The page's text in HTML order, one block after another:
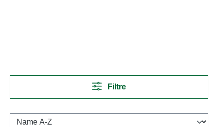
Filtre